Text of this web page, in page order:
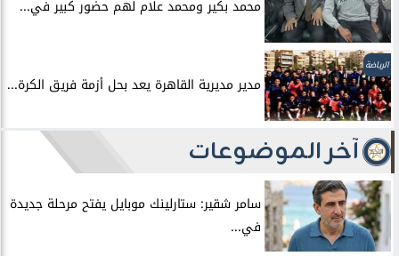
محمد بكير ومحمد علام لهم حضور كبير في...
الرياضة
مدير مديرية القاهرة يعد بحل أزمة فريق الكرة...
آخر الموضوعات
سامر شقير: ستارلينك موبايل يفتح مرحلة جديدة
في...